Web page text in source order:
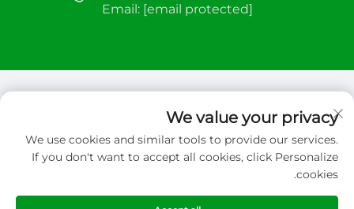
Email: [email protected]
זכויות יוצרים © 2026 Xuzhou sanhe automatic
control equipment Co.,LTD. כל הזכויות שמורות
We value your privacy
We use cookies and similar tools to provide our services.
If you don't want to accept all cookies, click Personalize
cookies.